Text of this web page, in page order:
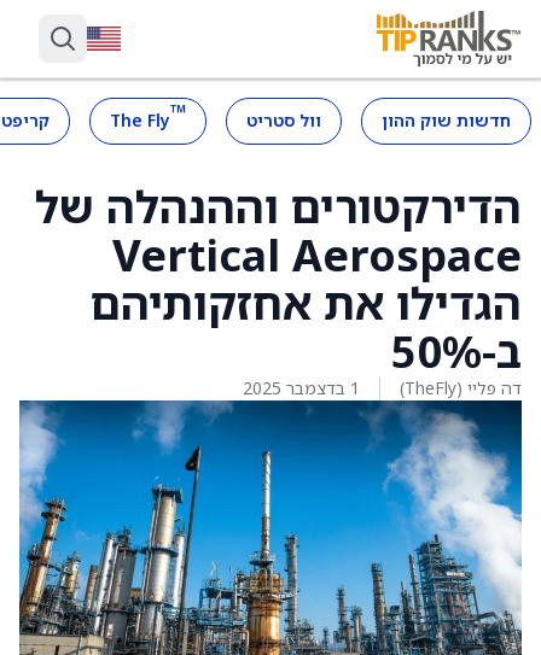
חדשות שוק ההון וול סטריט ™
The Fly
הדירקטורים וההנהלה של
Vertical Aerospace
הגדילו את אחזקותיהם
ב-50%
דה פליי (TheFly) 1 בדצמבר 2025